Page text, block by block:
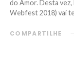
do Amor. Desta
Webfest 2018) vai
COMPARTILHE